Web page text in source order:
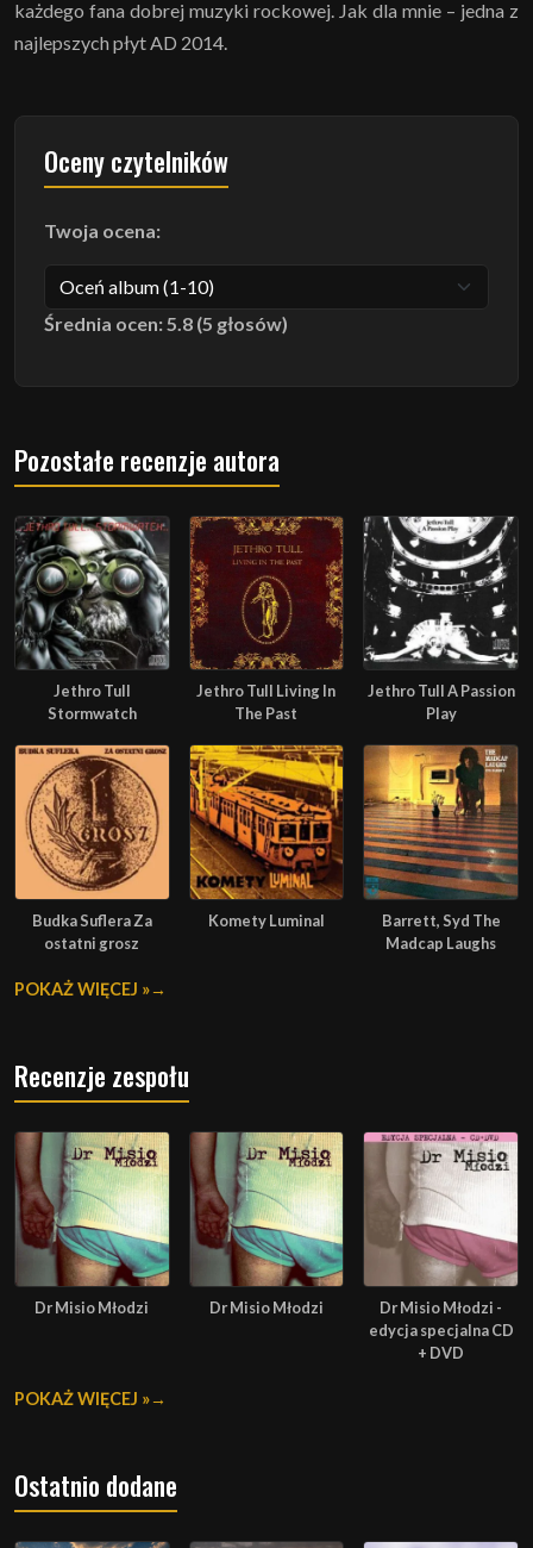
każdego fana dobrej muzyki rockowej. Jak dla mnie – jedna z
najlepszych płyt AD 2014.
Oceny czytelników
Twoja ocena:
Średnia ocen: 5.8 (5 głosów)
Pozostałe recenzje autora
Jethro Tull
Stormwatch
Jethro Tull Living In
The Past
Jethro Tull A Passion
Play
Budka Suflera Za
ostatni grosz
Komety Luminal
Barrett, Syd The
Madcap Laughs
POKAŻ WIĘCEJ »
Recenzje zespołu
Dr Misio Młodzi Dr Misio Młodzi
Dr Misio Młodzi -
edycja specjalna CD
+ DVD
POKAŻ WIĘCEJ »
Ostatnio dodane